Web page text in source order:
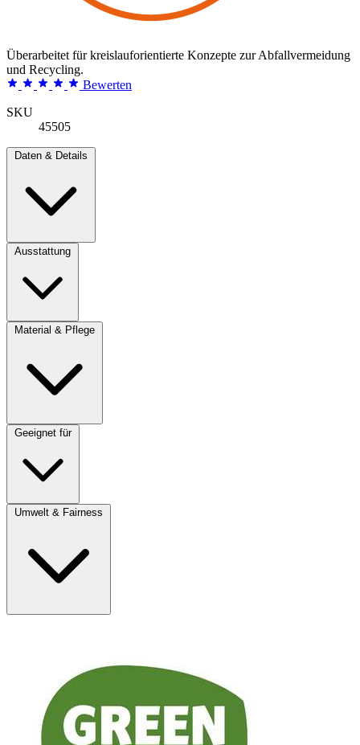
Überarbeitet für kreislauforientierte Konzepte zur Abfallvermeidung
und Recycling.
Bewerten
SKU
45505
Daten & Details
Ausstattung
Material & Pflege
Geeignet für
Umwelt & Fairness